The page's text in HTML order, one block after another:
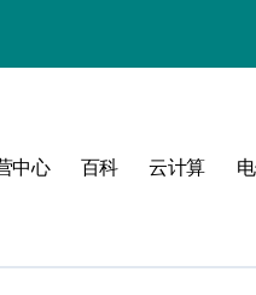
中心 百科 云计算